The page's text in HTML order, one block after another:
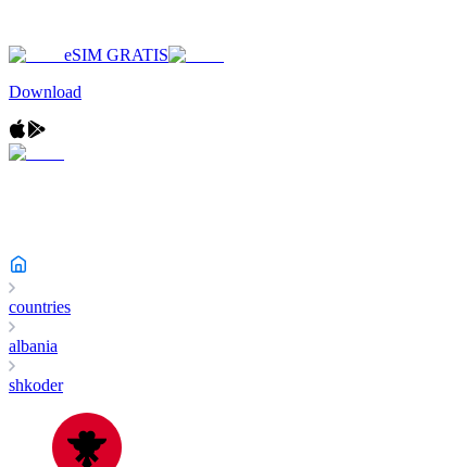
eSIM GRATIS
Download
countries
albania
shkoder